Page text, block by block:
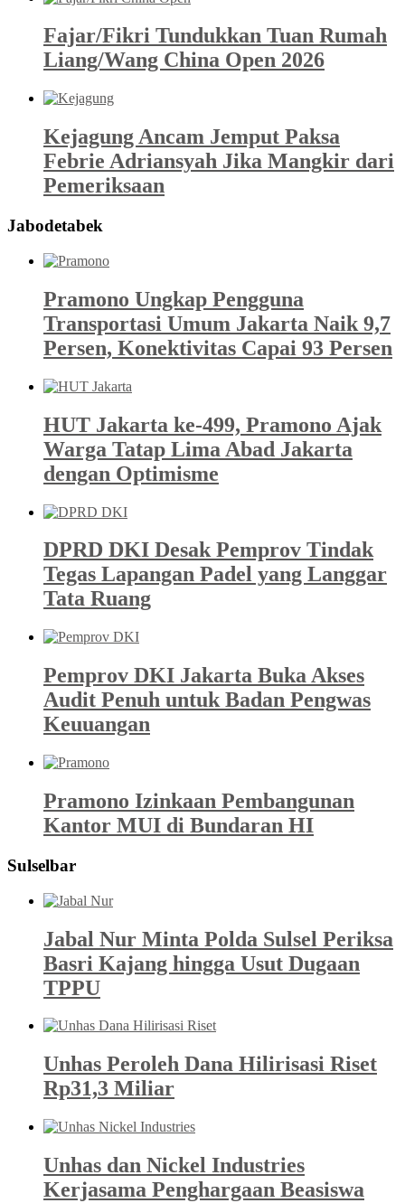
Fajar/Fikri Tundukkan Tuan Rumah
Liang/Wang China Open 2026
Kejagung Ancam Jemput Paksa
Febrie Adriansyah Jika Mangkir dari
Pemeriksaan
Jabodetabek
Pramono Ungkap Pengguna
Transportasi Umum Jakarta Naik 9,7
Persen, Konektivitas Capai 93 Persen
HUT Jakarta ke-499, Pramono Ajak
Warga Tatap Lima Abad Jakarta
dengan Optimisme
DPRD DKI Desak Pemprov Tindak
Tegas Lapangan Padel yang Langgar
Tata Ruang
Pemprov DKI Jakarta Buka Akses
Audit Penuh untuk Badan Pengwas
Keuuangan
Pramono Izinkaan Pembangunan
Kantor MUI di Bundaran HI
Sulselbar
Jabal Nur Minta Polda Sulsel Periksa
Basri Kajang hingga Usut Dugaan
TPPU
Unhas Peroleh Dana Hilirisasi Riset
Rp31,3 Miliar
Unhas dan Nickel Industries
Kerjasama Penghargaan Beasiswa